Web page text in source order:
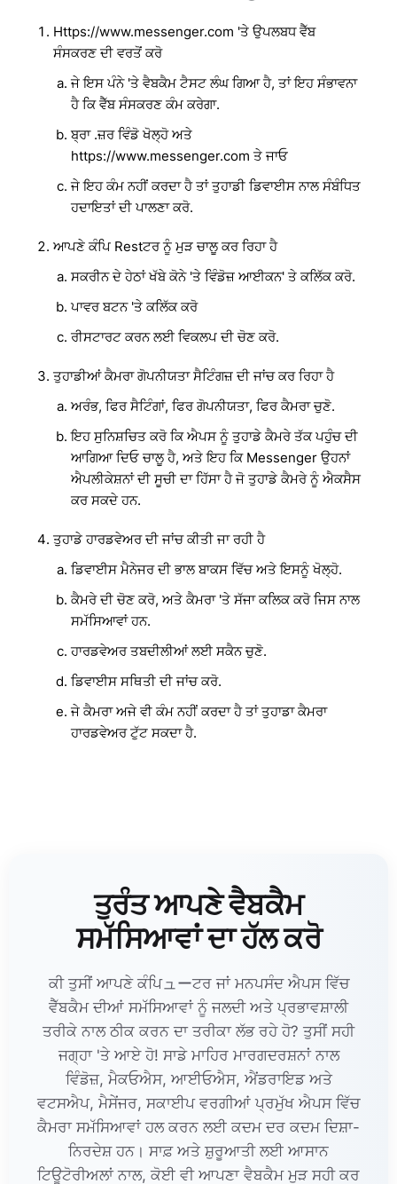
Https://www.messenger.com 'ਤੇ ਉਪਲਬਧ ਵੈੱਬ
ਸੰਸਕਰਣ ਦੀ ਵਰਤੋਂ ਕਰੋ
ਜੇ ਇਸ ਪੰਨੇ 'ਤੇ ਵੈਬਕੈਮ ਟੈਸਟ ਲੰਘ ਗਿਆ ਹੈ, ਤਾਂ ਇਹ ਸੰਭਾਵਨਾ
ਹੈ ਕਿ ਵੈੱਬ ਸੰਸਕਰਣ ਕੰਮ ਕਰੇਗਾ.
ਬ੍ਰਾ .ਜ਼ਰ ਵਿੰਡੋ ਖੋਲ੍ਹੋ ਅਤੇ
https://www.messenger.com ਤੇ ਜਾਓ
ਜੇ ਇਹ ਕੰਮ ਨਹੀਂ ਕਰਦਾ ਹੈ ਤਾਂ ਤੁਹਾਡੀ ਡਿਵਾਈਸ ਨਾਲ ਸੰਬੰਧਿਤ
ਹਦਾਇਤਾਂ ਦੀ ਪਾਲਣਾ ਕਰੋ.
ਆਪਣੇ ਕੰਪਿ Restਟਰ ਨੂੰ ਮੁੜ ਚਾਲੂ ਕਰ ਰਿਹਾ ਹੈ
ਸਕਰੀਨ ਦੇ ਹੇਠਾਂ ਖੱਬੇ ਕੋਨੇ 'ਤੇ ਵਿੰਡੋਜ਼ ਆਈਕਨ' ਤੇ ਕਲਿੱਕ ਕਰੋ.
ਪਾਵਰ ਬਟਨ 'ਤੇ ਕਲਿੱਕ ਕਰੋ
ਰੀਸਟਾਰਟ ਕਰਨ ਲਈ ਵਿਕਲਪ ਦੀ ਚੋਣ ਕਰੋ.
ਤੁਹਾਡੀਆਂ ਕੈਮਰਾ ਗੋਪਨੀਯਤਾ ਸੈਟਿੰਗਜ਼ ਦੀ ਜਾਂਚ ਕਰ ਰਿਹਾ ਹੈ
ਅਰੰਭ, ਫਿਰ ਸੈਟਿੰਗਾਂ, ਫਿਰ ਗੋਪਨੀਯਤਾ, ਫਿਰ ਕੈਮਰਾ ਚੁਣੋ.
ਇਹ ਸੁਨਿਸ਼ਚਿਤ ਕਰੋ ਕਿ ਐਪਸ ਨੂੰ ਤੁਹਾਡੇ ਕੈਮਰੇ ਤੱਕ ਪਹੁੰਚ ਦੀ
ਆਗਿਆ ਦਿਓ ਚਾਲੂ ਹੈ, ਅਤੇ ਇਹ ਕਿ Messenger ਉਹਨਾਂ
ਐਪਲੀਕੇਸ਼ਨਾਂ ਦੀ ਸੂਚੀ ਦਾ ਹਿੱਸਾ ਹੈ ਜੋ ਤੁਹਾਡੇ ਕੈਮਰੇ ਨੂੰ ਐਕਸੈਸ
ਕਰ ਸਕਦੇ ਹਨ.
ਤੁਹਾਡੇ ਹਾਰਡਵੇਅਰ ਦੀ ਜਾਂਚ ਕੀਤੀ ਜਾ ਰਹੀ ਹੈ
ਡਿਵਾਈਸ ਮੈਨੇਜਰ ਦੀ ਭਾਲ ਬਾਕਸ ਵਿੱਚ ਅਤੇ ਇਸਨੂੰ ਖੋਲ੍ਹੋ.
ਕੈਮਰੇ ਦੀ ਚੋਣ ਕਰੋ, ਅਤੇ ਕੈਮਰਾ 'ਤੇ ਸੱਜਾ ਕਲਿਕ ਕਰੋ ਜਿਸ ਨਾਲ
ਸਮੱਸਿਆਵਾਂ ਹਨ.
ਹਾਰਡਵੇਅਰ ਤਬਦੀਲੀਆਂ ਲਈ ਸਕੈਨ ਚੁਣੋ.
ਡਿਵਾਈਸ ਸਥਿਤੀ ਦੀ ਜਾਂਚ ਕਰੋ.
ਜੇ ਕੈਮਰਾ ਅਜੇ ਵੀ ਕੰਮ ਨਹੀਂ ਕਰਦਾ ਹੈ ਤਾਂ ਤੁਹਾਡਾ ਕੈਮਰਾ
ਹਾਰਡਵੇਅਰ ਟੁੱਟ ਸਕਦਾ ਹੈ.
ਤੁਰੰਤ ਆਪਣੇ ਵੈਬਕੈਮ
ਸਮੱਸਿਆਵਾਂ ਦਾ ਹੱਲ ਕਰੋ
ਕੀ ਤੁਸੀਂ ਆਪਣੇ ਕੰਪਿューਟਰ ਜਾਂ ਮਨਪਸੰਦ ਐਪਸ ਵਿੱਚ
ਵੈੱਬਕੈਮ ਦੀਆਂ ਸਮੱਸਿਆਵਾਂ ਨੂੰ ਜਲਦੀ ਅਤੇ ਪ੍ਰਭਾਵਸ਼ਾਲੀ
ਤਰੀਕੇ ਨਾਲ ਠੀਕ ਕਰਨ ਦਾ ਤਰੀਕਾ ਲੱਭ ਰਹੇ ਹੋ? ਤੁਸੀਂ ਸਹੀ
ਜਗ੍ਹਾ 'ਤੇ ਆਏ ਹੋ! ਸਾਡੇ ਮਾਹਿਰ ਮਾਰਗਦਰਸ਼ਨਾਂ ਨਾਲ
ਵਿੰਡੋਜ਼, ਮੈਕਓਐਸ, ਆਈਓਐਸ, ਐਂਡਰਾਇਡ ਅਤੇ
ਵਟਸਐਪ, ਮੈਸੇਂਜਰ, ਸਕਾਈਪ ਵਰਗੀਆਂ ਪ੍ਰਮੁੱਖ ਐਪਸ ਵਿੱਚ
ਕੈਮਰਾ ਸਮੱਸਿਆਵਾਂ ਹਲ ਕਰਨ ਲਈ ਕਦਮ ਦਰ ਕਦਮ ਦਿਸ਼ਾ-
ਨਿਰਦੇਸ਼ ਹਨ। ਸਾਫ਼ ਅਤੇ ਸ਼ੁਰੂਆਤੀ ਲਈ ਆਸਾਨ
ਟਿਊਟੋਰੀਅਲਾਂ ਨਾਲ, ਕੋਈ ਵੀ ਆਪਣਾ ਵੈਬਕੈਮ ਮੁੜ ਸਹੀ ਕਰ